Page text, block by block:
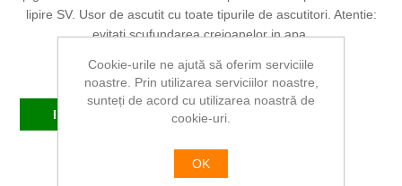
lipire SV. Usor de ascutit cu toate tipurile de ascutitori. Atentie:
evitati scufundarea creioanelor in apa.
Producător: FABER-CASTELL
In stoc
FC114606
Cookie-urile ne ajută să oferim serviciile
noastre. Prin utilizarea serviciilor noastre,
sunteți de acord cu utilizarea noastră de
cookie-uri.
OK